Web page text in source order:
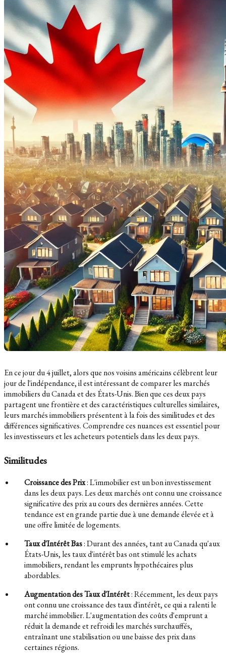
En ce jour du 4 juillet, alors que nos voisins américains célèbrent leur
jour de l'indépendance, il est intéressant de comparer les marchés
immobiliers du Canada et des États-Unis. Bien que ces deux pays
partagent une frontière et des caractéristiques culturelles similaires,
leurs marchés immobiliers présentent à la fois des similitudes et des
différences significatives. Comprendre ces nuances est essentiel pour
les investisseurs et les acheteurs potentiels dans les deux pays.
Similitudes
Croissance des Prix: L'immobilier est un bon investissement
dans les deux pays. Les deux marchés ont connu une croissance
significative des prix au cours des dernières années. Cette
tendance est en grande partie due à une demande élevée et à
une offre limitée de logements.
Taux d'Intérêt Bas: Durant des années, tant au Canada qu'aux
États-Unis, les taux d'intérêt bas ont stimulé les achats
immobiliers, rendant les emprunts hypothécaires plus
abordables.
Augmentation des Taux d'Intérêt: Récemment, les deux pays
ont connu une croissance des taux d'intérêt, ce qui a ralenti le
marché immobilier. L'augmentation des coûts d'emprunt a
réduit la demande et refroidi les marchés surchauffés,
entraînant une stabilisation ou une baisse des prix dans
certaines régions.